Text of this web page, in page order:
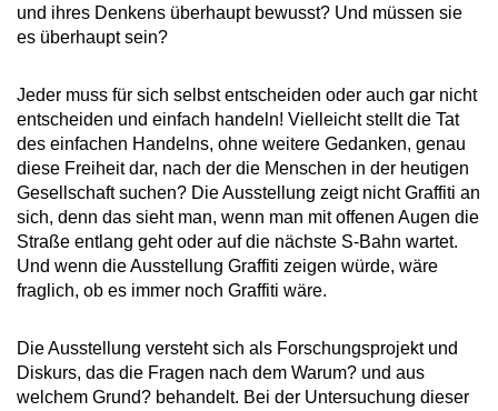
und ihres Denkens überhaupt bewusst? Und müssen sie
es überhaupt sein?
Jeder muss für sich selbst entscheiden oder auch gar nicht
entscheiden und einfach handeln! Vielleicht stellt die Tat
des einfachen Handelns, ohne weitere Gedanken, genau
diese Freiheit dar, nach der die Menschen in der heutigen
Gesellschaft suchen? Die Ausstellung zeigt nicht Graffiti an
sich, denn das sieht man, wenn man mit offenen Augen die
Straße entlang geht oder auf die nächste S-Bahn wartet.
Und wenn die Ausstellung Graffiti zeigen würde, wäre
fraglich, ob es immer noch Graffiti wäre.
Die Ausstellung versteht sich als Forschungsprojekt und
Diskurs, das die Fragen nach dem Warum? und aus
welchem Grund? behandelt. Bei der Untersuchung dieser